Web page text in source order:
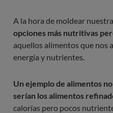
A la hora de moldear
opciones más nutritivas
aquellos alimentos que nos
energía y nutrientes.
Un ejemplo de alimentos
serían los alimentos
calorías pero pocos